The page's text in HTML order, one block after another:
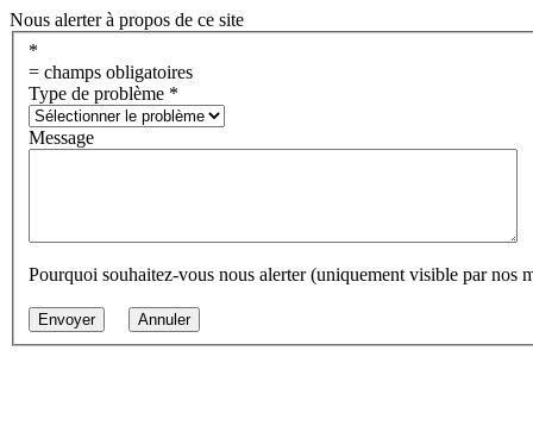
Nous alerter à propos de ce site
*
= champs obligatoires
Type de problème *
Message
Pourquoi souhaitez-vous nous alerter (uniquement visible par nos